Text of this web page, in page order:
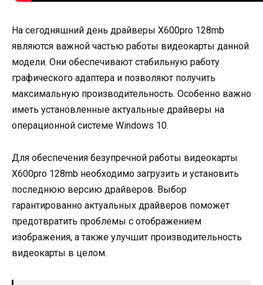
На сегодняшний день драйверы X600pro 128mb
являются важной частью работы видеокарты данной
модели. Они обеспечивают стабильную работу
графического адаптера и позволяют получить
максимальную производительность. Особенно важно
иметь установленные актуальные драйверы на
операционной системе Windows 10.
Для обеспечения безупречной работы видеокарты
X600pro 128mb необходимо загрузить и установить
последнюю версию драйверов. Выбор
гарантированно актуальных драйверов поможет
предотвратить проблемы с отображением
изображения, а также улучшит производительность
видеокарты в целом.